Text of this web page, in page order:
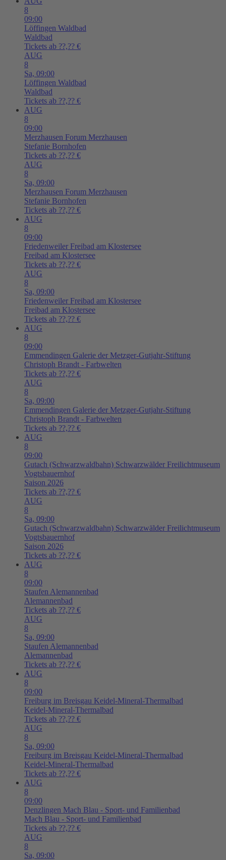
8
09:00
Löffingen Waldbad
Waldbad
Tickets ab ??,?? €
AUG
8
Sa, 09:00
Löffingen Waldbad
Waldbad
Tickets ab ??,?? €
AUG
8
09:00
Merzhausen Forum Merzhausen
Stefanie Bornhofen
Tickets ab ??,?? €
AUG
8
Sa, 09:00
Merzhausen Forum Merzhausen
Stefanie Bornhofen
Tickets ab ??,?? €
AUG
8
09:00
Friedenweiler Freibad am Klostersee
Freibad am Klostersee
Tickets ab ??,?? €
AUG
8
Sa, 09:00
Friedenweiler Freibad am Klostersee
Freibad am Klostersee
Tickets ab ??,?? €
AUG
8
09:00
Emmendingen Galerie der Metzger-Gutjahr-Stiftung
Christoph Brandt - Farbwelten
Tickets ab ??,?? €
AUG
8
Sa, 09:00
Emmendingen Galerie der Metzger-Gutjahr-Stiftung
Christoph Brandt - Farbwelten
Tickets ab ??,?? €
AUG
8
09:00
Gutach (Schwarzwaldbahn) Schwarzwälder Freilichtmuseum
Vogtsbauernhof
Saison 2026
Tickets ab ??,?? €
AUG
8
Sa, 09:00
Gutach (Schwarzwaldbahn) Schwarzwälder Freilichtmuseum
Vogtsbauernhof
Saison 2026
Tickets ab ??,?? €
AUG
8
09:00
Staufen Alemannenbad
Alemannenbad
Tickets ab ??,?? €
AUG
8
Sa, 09:00
Staufen Alemannenbad
Alemannenbad
Tickets ab ??,?? €
AUG
8
09:00
Freiburg im Breisgau Keidel-Mineral-Thermalbad
Keidel-Mineral-Thermalbad
Tickets ab ??,?? €
AUG
8
Sa, 09:00
Freiburg im Breisgau Keidel-Mineral-Thermalbad
Keidel-Mineral-Thermalbad
Tickets ab ??,?? €
AUG
8
09:00
Denzlingen Mach Blau - Sport- und Familienbad
Mach Blau - Sport- und Familienbad
Tickets ab ??,?? €
AUG
8
Sa, 09:00